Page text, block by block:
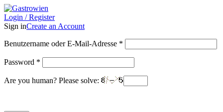
Login / Register
Sign inCreate an Account
Benutzername oder E-Mail-Adresse *
Password *
Are you human? Please solve: